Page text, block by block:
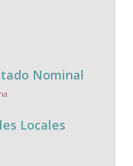
Nominal
Locales